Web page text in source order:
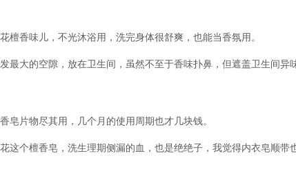
檀香味儿，不光沐浴用，洗完身体很舒爽，也能当香氛用。
最大的空隙，放在卫生间，虽然不至于香味扑鼻，但遮盖卫生间异
皂片物尽其用，几个月的使用周期也才几块钱。
这个檀香皂，洗生理期侧漏的血，也是绝绝子，我觉得内衣皂顺带